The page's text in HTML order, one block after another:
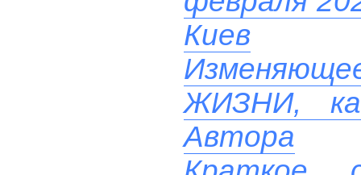
Киев
ЖИЗНИ,
Автора